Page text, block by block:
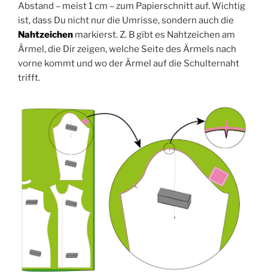
Abstand – meist 1 cm – zum Papier­schnitt auf. Wich­tig
ist, dass Du nicht nur die Umris­se, son­dern auch die
Naht­zei­chen mar­kierst. Z. B gibt es Naht­zei­chen am
Ärmel, die Dir zei­gen, wel­che Sei­te des Ärmels nach
vor­ne kommt und wo der Ärmel auf die Schul­ter­naht
trifft.